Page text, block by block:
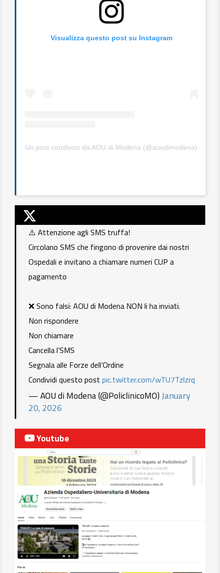
Visualizza questo post su Instagram
Un post condiviso da AOU di Modena (@aoudimodena)
⚠️ Attenzione agli SMS truffa!
Circolano SMS che fingono di provenire dai nostri
Ospedali e invitano a chiamare numeri CUP a
pagamento
❌ Sono falsi: AOU di Modena NON li ha inviati.
Non rispondere
Non chiamare
Cancella l’SMS
Segnala alle Forze dell’Ordine
Condividi questo post pic.twitter.com/wTU7Tzlzrq
— AOU di Modena (@PoliclinicoMO)January
20, 2026
Youtube